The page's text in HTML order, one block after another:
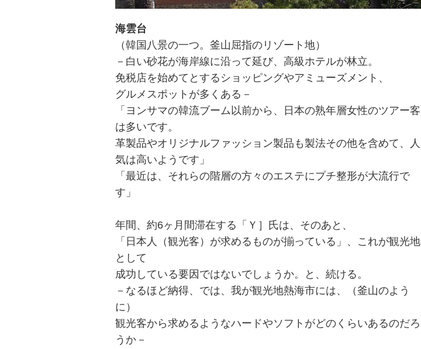
海雲台
（韓国八景の一つ。釜山屈指のリゾート地）
－白い砂花が海岸線に沿って延び、高級ホテルが林立。
免税店を始めてとするショッピングやアミューズメント、
グルメスポットが多くある－
「ヨンサマの韓流ブーム以前から、日本の熟年層女性のツアー客
は多いです。
革製品やオリジナルファッション製品も製法その他を含めて、人
気は高いようです」
「最近は、それらの階層の方々のエステにプチ整形が大流行で
す」
年間、約6ヶ月間滞在する「Ｙ］氏は、そのあと、
「日本人（観光客）が求めるものが揃っている」、これが観光地
として
成功している要因ではないでしょうか。と、続ける。
－なるほど納得、では、我が観光地熱海市には、（釜山のよう
に）
観光客から求めるようなハードやソフトがどのくらいあるのだろ
うか－